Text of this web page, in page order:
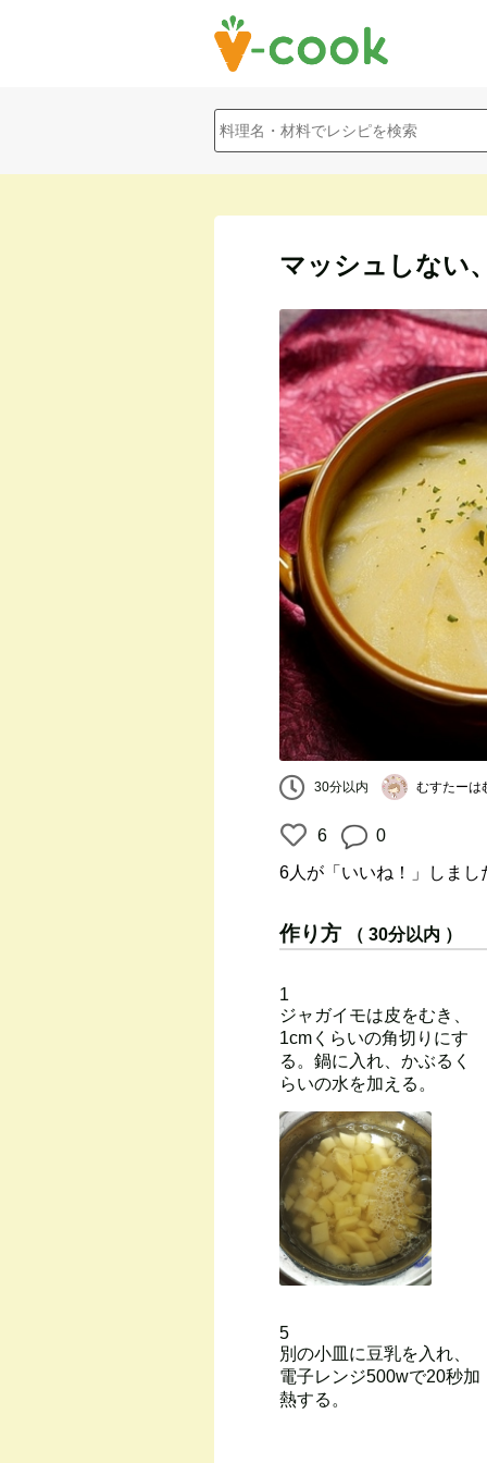
マッシュしない
30分以内 むすたーは
6 0
6人 が「いいね！」しまし
作り方 （ 30分以内 ）
1
ジャガイモは皮をむき、
1cmくらいの角切りにす
る。鍋に入れ、かぶるく
らいの水を加える。
5
別の小皿に豆乳を入れ、
電子レンジ500wで20秒加
熱する。